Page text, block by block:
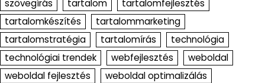
szövegírás
tartalom
tartalomfejlesztés
tartalomkészítés
tartalommarketing
tartalomstratégia
tartalomírás
technológia
technológiai trendek
webfejlesztés
weboldal
weboldal fejlesztés
weboldal optimalizálás